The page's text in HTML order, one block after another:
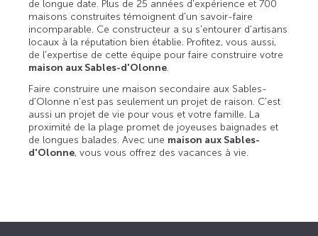
de longue date. Plus de 25 années d'expérience et 700
maisons construites témoignent d'un savoir-faire
incomparable. Ce constructeur a su s'entourer d'artisans
locaux à la réputation bien établie. Profitez, vous aussi,
de l'expertise de cette équipe pour faire construire votre
maison aux Sables-d'Olonne.
Faire construire une maison secondaire aux Sables-
d'Olonne n'est pas seulement un projet de raison. C'est
aussi un projet de vie pour vous et votre famille. La
proximité de la plage promet de joyeuses baignades et
de longues balades. Avec une maison aux Sables-
d'Olonne, vous vous offrez des vacances à vie.